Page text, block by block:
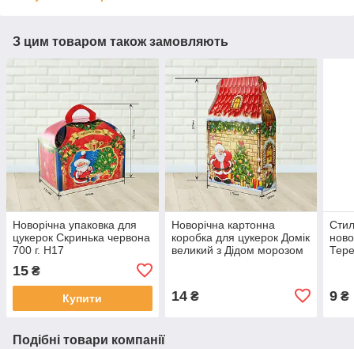
З цим товаром також замовляють
Новорічна упаковка для
цукерок Скринька червона
700 г. Н17
15 ₴
Купити
Новорічна картонна
коробка для цукерок Домік
великий з Дідом морозом
14₴ 9 ₴
Подібні товари компанії